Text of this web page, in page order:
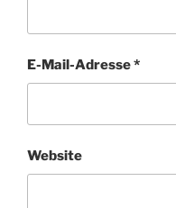
E-Mail-Adresse*
Website